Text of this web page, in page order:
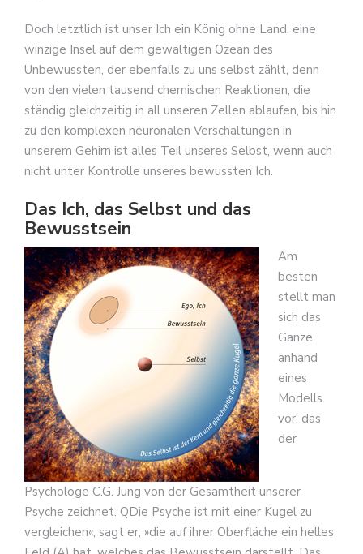
Doch letztlich ist unser Ich ein König ohne Land, eine
winzige Insel auf dem gewaltigen Ozean des
Unbewussten, der ebenfalls zu uns selbst zählt, denn
von den vielen tausend chemischen Reaktionen, die
ständig gleichzeitig in all unseren Zellen ablaufen, bis hin
zu den komplexen neuronalen Verschaltungen in
unserem Gehirn ist alles Teil unseres Selbst, wenn auch
nicht unter Kontrolle unseres bewussten Ich.
Das Ich, das Selbst und das
Bewusstsein
Am
besten
stellt man
sich das
Ganze
anhand
eines
Modells
vor, das
der
Psychologe C.G. Jung von der Gesamtheit unserer
Psyche zeichnet. QDie Psyche ist mit einer Kugel zu
vergleichen«, sagt er, »die auf ihrer Oberfläche ein helles